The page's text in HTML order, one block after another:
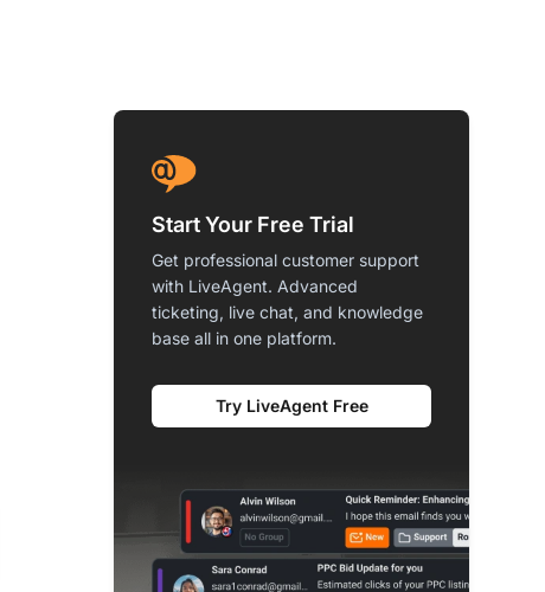
Start Your Free Trial
Get professional customer support
with LiveAgent. Advanced
ticketing, live chat, and knowledge
base all in one platform.
Try LiveAgent Free